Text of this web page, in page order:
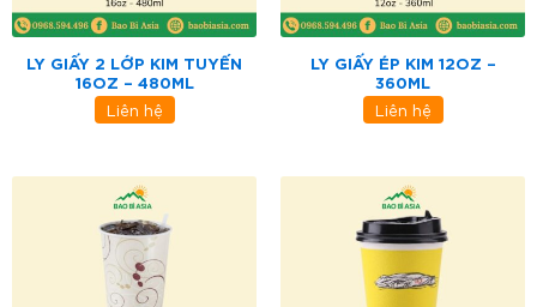
LY GIẤY 2 LỚP KIM TUYẾN
16OZ – 480ML
Liên hệ
LY GIẤY ÉP KIM 12OZ –
360ML
Liên hệ